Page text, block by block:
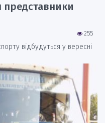
представники
255
відбудуться у вересні